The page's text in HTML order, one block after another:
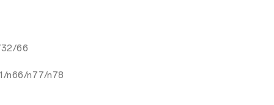
66
n66/n77/n78